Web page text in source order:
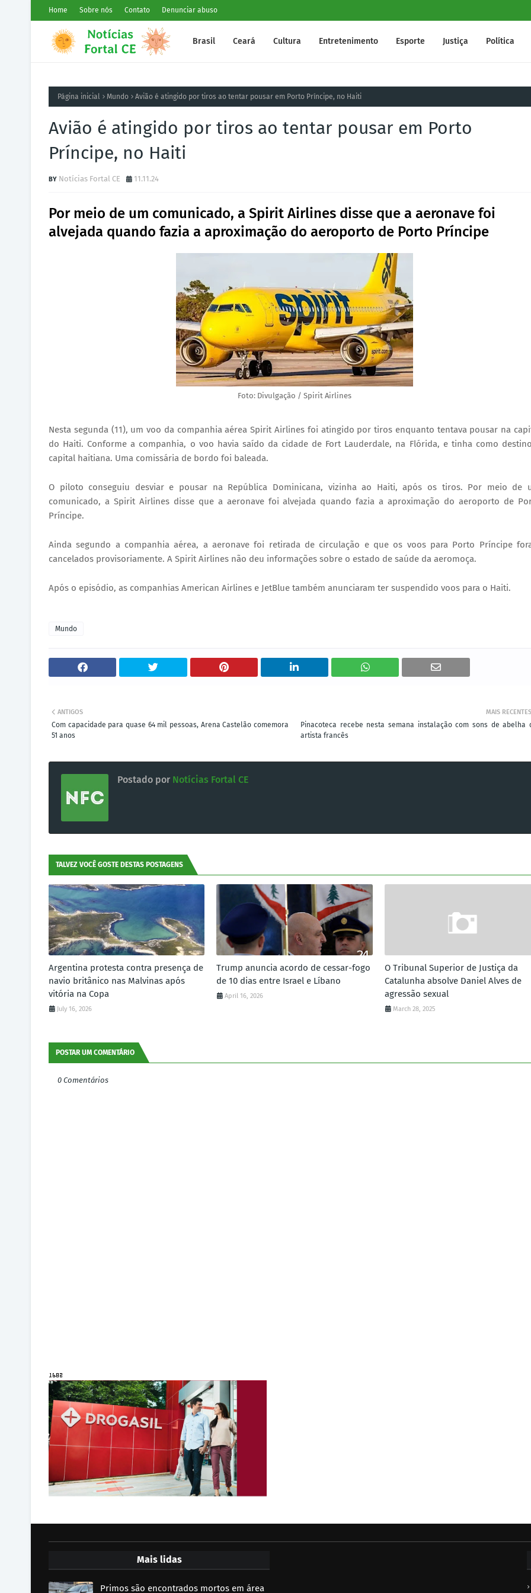
Home Sobre nós Contato Denunciar abuso
Brasil Ceará Cultura Entretenimento Esporte Justiça Política
Página inicial Mundo Avião é atingido por tiros ao tentar pousar em Porto Príncipe, no Haiti
Avião é atingido por tiros ao tentar pousar em Porto
Príncipe, no Haiti
Notícias Fortal CE 11.11.24
Por meio de um comunicado, a Spirit Airlines disse que a aeronave foi
alvejada quando fazia a aproximação do aeroporto de Porto Príncipe
Foto: Divulgação / Spirit Airlines
Nesta segunda (11), um voo da companhia aérea Spirit Airlines foi atingido por tiros enquanto tentava pousar na
do Haiti. Conforme a companhia, o voo havia saído da cidade de Fort Lauderdale, na Flórida, e tinha como
capital haitiana. Uma comissária de bordo foi baleada.
O piloto conseguiu desviar e pousar na República Dominicana, vizinha ao Haiti, após os tiros. Por meio de
comunicado, a Spirit Airlines disse que a aeronave foi alvejada quando fazia a aproximação do aeroporto de
Príncipe.
Ainda segundo a companhia aérea, a aeronave foi retirada de circulação e que os voos para Porto Príncipe
cancelados provisoriamente. A Spirit Airlines não deu informações sobre o estado de saúde da aeromoça.
Após o episódio, as companhias American Airlines e JetBlue também anunciaram ter suspendido voos para o Haiti.
Mundo
MAIS RECENTES
Pinacoteca recebe nesta semana instalação com sons de abelha
artista francês
ANTIGOS
Com capacidade para quase 64 mil pessoas, Arena Castelão comemora
51 anos
Postado por Notícias Fortal CE
TALVEZ VOCÊ GOSTE DESTAS POSTAGENS
Argentina protesta contra presença de
navio britânico nas Malvinas após
vitória na Copa
July 16, 2026
Trump anuncia acordo de cessar-fogo
de 10 dias entre Israel e Líbano
April 16, 2026
O Tribunal Superior de Justiça da
Catalunha absolve Daniel Alves de
agressão sexual
March 28, 2025
POSTAR UM COMENTÁRIO
0 Comentários
Mais lidas
Primos são encontrados mortos em área